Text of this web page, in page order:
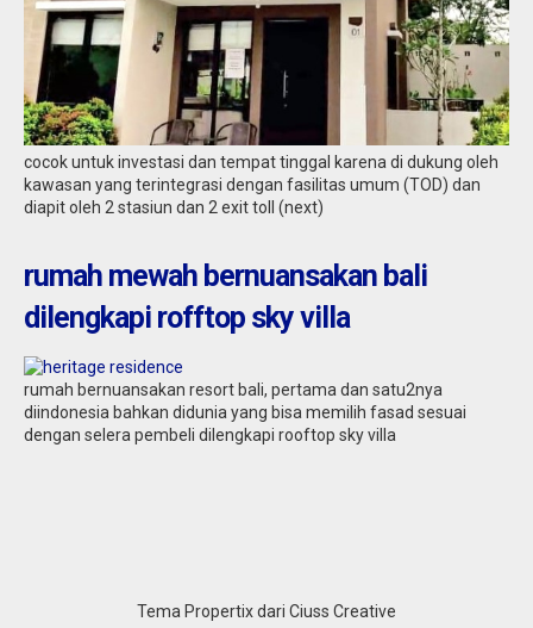
cocok untuk investasi dan tempat tinggal karena di dukung oleh
kawasan yang terintegrasi dengan fasilitas umum (TOD) dan
diapit oleh 2 stasiun dan 2 exit toll (next)
rumah mewah bernuansakan bali
dilengkapi rofftop sky villa
rumah bernuansakan resort bali, pertama dan satu2nya
diindonesia bahkan didunia yang bisa memilih fasad sesuai
dengan selera pembeli dilengkapi rooftop sky villa
Tema Propertix dari Ciuss Creative